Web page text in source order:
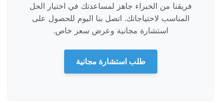
فريقنا من الخبراء جاهز لمساعدتك في اختيار الحل
المناسب لاحتياجاتك. اتصل بنا اليوم للحصول على
استشارة مجانية وعرض سعر خاص.
طلب استشارة مجانية